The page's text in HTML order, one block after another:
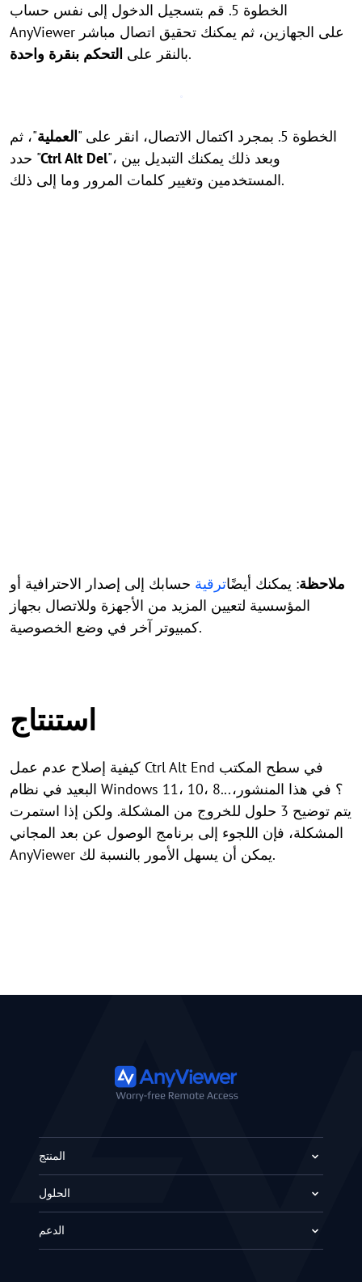
الخطوة 5. قم بتسجيل الدخول إلى نفس حساب
AnyViewer على الجهازين، ثم يمكنك تحقيق اتصال مباشر
بالنقر على التحكم بنقرة واحدة .
الخطوة 5. بمجرد اكتمال الاتصال، انقر على " العملية"، ثم
حدد "Ctrl Alt Del"، وبعد ذلك يمكنك التبديل بين
المستخدمين وتغيير كلمات المرور وما إلى ذلك.
ملاحظة: يمكنك أيضًاترقية حسابك إلى إصدار الاحترافية أو
المؤسسية لتعيين المزيد من الأجهزة وللاتصال بجهاز
كمبيوتر آخر في وضع الخصوصية.
استنتاج
كيفية إصلاح عدم عمل Ctrl Alt End في سطح المكتب
البعيد في نظام Windows 11، 10، 8...؟ في هذا المنشور،
يتم توضيح 3 حلول للخروج من المشكلة. ولكن إذا استمرت
المشكلة، فإن اللجوء إلى برنامج الوصول عن بعد المجاني
AnyViewer يمكن أن يسهل الأمور بالنسبة لك.
المنتج
الحلول
الدعم